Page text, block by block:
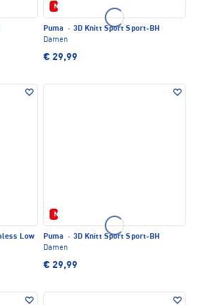
Neu
Puma · 3D Knitt Sport Sport-BH
Damen
€ 29,99
Low
Neu
Puma · 3D Knitt Sport Sport-BH
Damen
€ 29,99